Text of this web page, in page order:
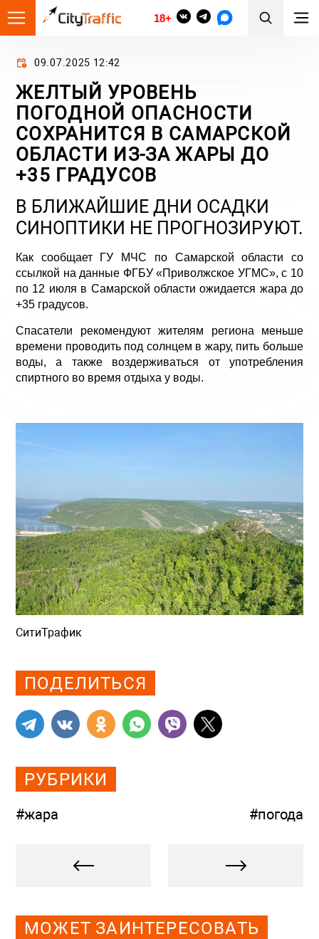
18+
09.07.2025 12:42
ЖЕЛТЫЙ УРОВЕНЬ
ПОГОДНОЙ ОПАСНОСТИ
СОХРАНИТСЯ В САМАРСКОЙ
ОБЛАСТИ ИЗ-ЗА ЖАРЫ ДО
+35 ГРАДУСОВ
В БЛИЖАЙШИЕ ДНИ ОСАДКИ
СИНОПТИКИ НЕ ПРОГНОЗИРУЮТ.
Как сообщает ГУ МЧС по Самарской области со
ссылкой на данные ФГБУ «Приволжское УГМС», с 10
по 12 июля в Самарской области ожидается жара до
+35 градусов.
Спасатели рекомендуют жителям региона меньше
времени проводить под солнцем в жару, пить больше
воды, а также воздерживаться от употребления
спиртного во время отдыха у воды.
СитиТрафик
ПОДЕЛИТЬСЯ
РУБРИКИ
#жара #погода
МОЖЕТ ЗАИНТЕРЕСОВАТЬ